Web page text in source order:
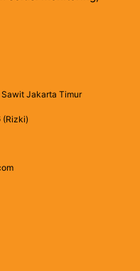
Sawit Jakarta Timur
(Rizki)